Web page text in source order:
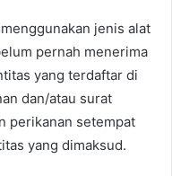
jenis alat
pernah menerima
yang terdaftar di
dan/atau surat
perikanan setempat
yang dimaksud.